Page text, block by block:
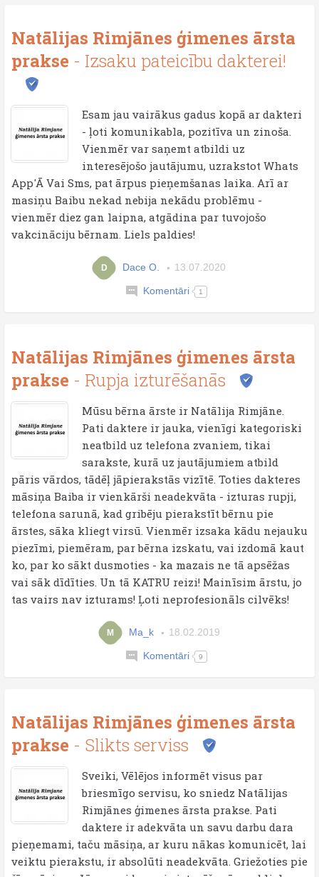
Natālijas Rimjānes ģimenes ārsta
prakse - Izsaku pateicību dakterei!
Esam jau vairākus gadus kopā ar dakteri
- ļoti komunikabla, pozitīva un zinoša.
Vienmēr var saņemt atbildi uz
interesējošo jautājumu, uzrakstot Whats
App'Ā Vai Sms, pat ārpus pieņemšanas laika. Arī ar
masiņu Baibu nekad nebija nekādu problēmu -
vienmēr diez gan laipna, atgādina par tuvojošo
vakcināciju bērnam. Liels paldies!
D Dace O. 13.07.2020
Komentāri 1
Natālijas Rimjānes ģimenes ārsta
prakse - Rupja izturēšanās
Mūsu bērna ārste ir Natālija Rimjāne.
Pati daktere ir jauka, vienīgi kategoriski
neatbild uz telefona zvaniem, tikai
sarakste, kurā uz jautājumiem atbild
pāris vārdos, tādēļ jāpierakstās vizītē. Toties dakteres
māsiņa Baiba ir vienkārši neadekvāta - izturas rupji,
telefona sarunā, kad gribēju pierakstīt bērnu pie
ārstes, sāka kliegt virsū. Vienmēr izsaka kādu nejauku
piezīmi, piemēram, par bērna izskatu, vai izdomā kaut
ko, par ko sākt dusmoties - ka mazais ne tā apsēžas
vai sāk dīdīties. Un tā KATRU reizi! Mainīsim ārstu, jo
tas vairs nav izturams! Ļoti neprofesionāls cilvēks!
M Ma_k 18.02.2019
Komentāri 9
Natālijas Rimjānes ģimenes ārsta
prakse - Slikts serviss
Sveiki, Vēlējos informēt visus par
briesmīgo servisu, ko sniedz Natālijas
Rimjānes ģimenes ārsta prakse. Pati
daktere ir adekvāta un savu darbu dara
pieņemami, taču māsiņa, ar kuru nākas komunicēt, lai
veiktu pierakstu, ir absolūti neadekvāta. Griežoties pie